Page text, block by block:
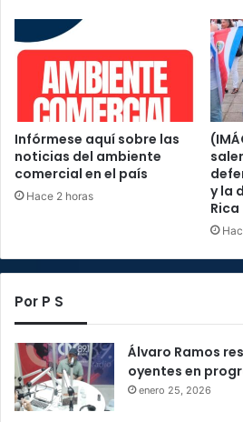
Infórmese aquí sobre las
noticias del ambiente
comercial en el país
Hace 2 horas
y la
Rica
Por P S
Álvaro Ramos
oyentes en
enero 25, 2026